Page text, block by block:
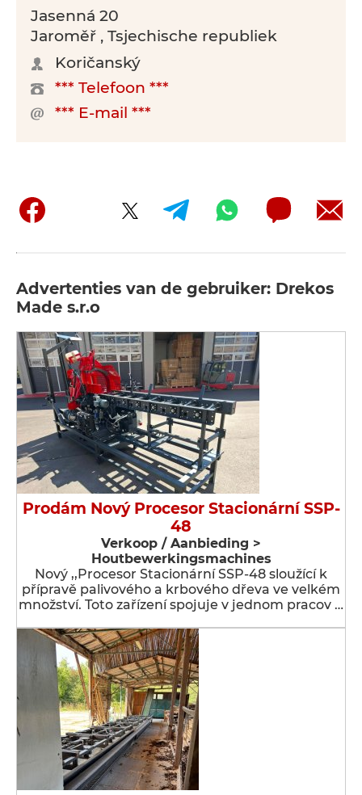
Jasenná 20
Jaroměř , Tsjechische republiek
Koričanský
*** Telefoon ***
*** E-mail ***
Advertenties van de gebruiker: Drekos
Made s.r.o
Prodám Nový Procesor Stacionární SSP-
48
Verkoop / Aanbieding >
Houtbewerkingsmachines
Nový ,,Procesor Stacionární SSP-48 sloužící k
přípravě palivového a krbového dřeva ve velkém
množství. Toto zařízení spojuje v jednom pracov …